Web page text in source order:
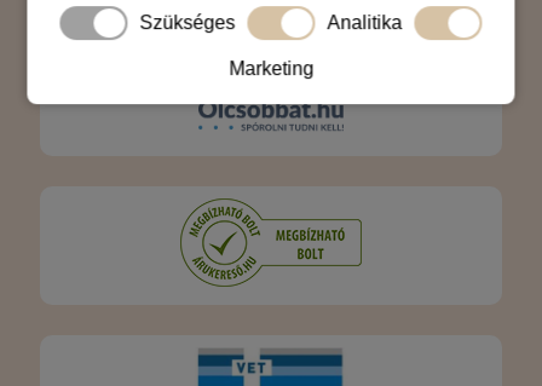
Szükséges Analitika
Marketing